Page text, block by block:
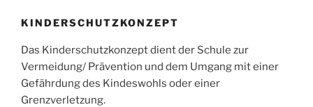
KINDERSCHUTZKONZEPT
Das Kinderschutzkonzept dient der Schule zur
Vermeidung/ Prävention und dem Umgang mit einer
Gefährdung des Kindeswohls oder einer
Grenzverletzung.